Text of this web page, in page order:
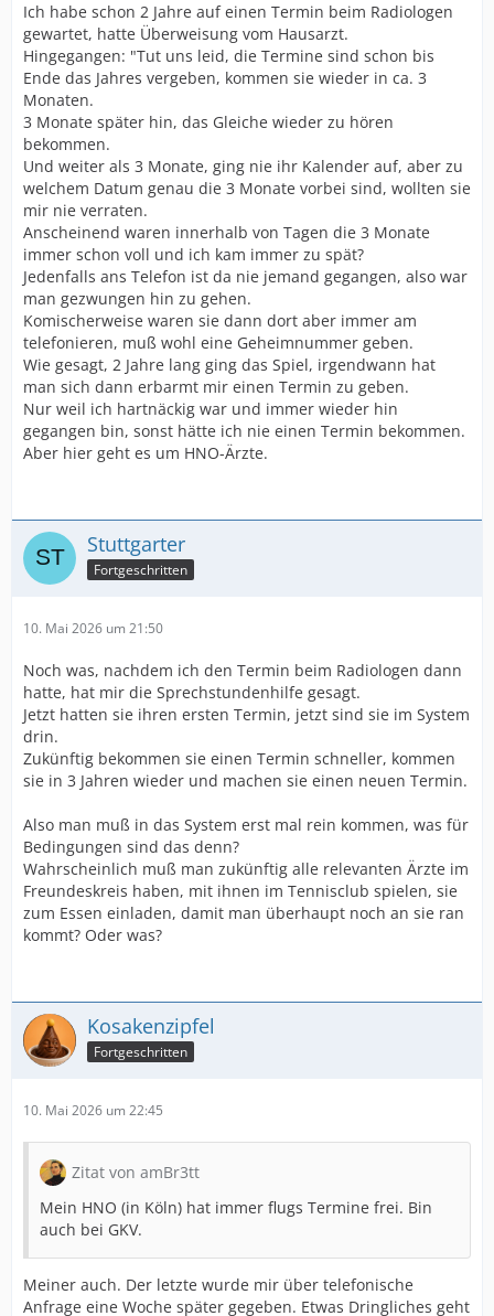
Ich habe schon 2 Jahre auf einen Termin beim Radiologen
gewartet, hatte Überweisung vom Hausarzt.
Hingegangen: "Tut uns leid, die Termine sind schon bis
Ende das Jahres vergeben, kommen sie wieder in ca. 3
Monaten.
3 Monate später hin, das Gleiche wieder zu hören
bekommen.
Und weiter als 3 Monate, ging nie ihr Kalender auf, aber zu
welchem Datum genau die 3 Monate vorbei sind, wollten sie
mir nie verraten.
Anscheinend waren innerhalb von Tagen die 3 Monate
immer schon voll und ich kam immer zu spät?
Jedenfalls ans Telefon ist da nie jemand gegangen, also war
man gezwungen hin zu gehen.
Komischerweise waren sie dann dort aber immer am
telefonieren, muß wohl eine Geheimnummer geben.
Wie gesagt, 2 Jahre lang ging das Spiel, irgendwann hat
man sich dann erbarmt mir einen Termin zu geben.
Nur weil ich hartnäckig war und immer wieder hin
gegangen bin, sonst hätte ich nie einen Termin bekommen.
Aber hier geht es um HNO-Ärzte.
Stuttgarter
Fortgeschritten
10. Mai 2026 um 21:50
Noch was, nachdem ich den Termin beim Radiologen dann
hatte, hat mir die Sprechstundenhilfe gesagt.
Jetzt hatten sie ihren ersten Termin, jetzt sind sie im System
drin.
Zukünftig bekommen sie einen Termin schneller, kommen
sie in 3 Jahren wieder und machen sie einen neuen Termin.
Also man muß in das System erst mal rein kommen, was für
Bedingungen sind das denn?
Wahrscheinlich muß man zukünftig alle relevanten Ärzte im
Freundeskreis haben, mit ihnen im Tennisclub spielen, sie
zum Essen einladen, damit man überhaupt noch an sie ran
kommt? Oder was?
Kosakenzipfel
Fortgeschritten
10. Mai 2026 um 22:45
Zitat von amBr3tt
Mein HNO (in Köln) hat immer flugs Termine frei. Bin
auch bei GKV.
Meiner auch. Der letzte wurde mir über telefonische
Anfrage eine Woche später gegeben. Etwas Dringliches geht